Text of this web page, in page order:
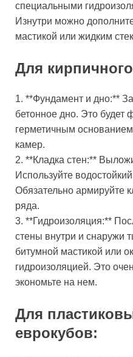
специальными
Изнутри можно
мастикой или жидким
Для
1. **Фундамент и дно:**
бетонное дно. Это будет
герметичным
камер.
2. **Кладка стен:**
Используйте
Обязательно армируйте
ряда.
3. **Гидроизоляция:**
стены внутри и снаружи
битумной мастикой или
гидроизоляцией. Это
экономьте на нем.
Для
еврокубов: